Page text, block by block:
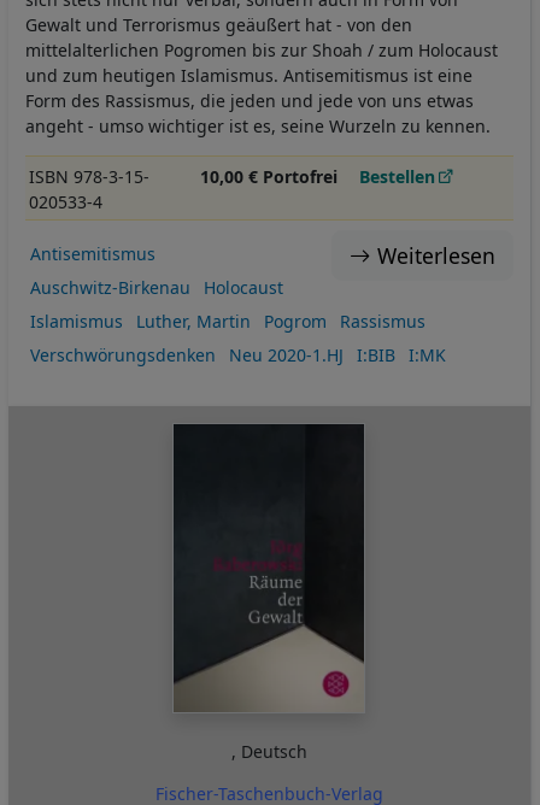
Gewalt und Terrorismus geäußert hat - von den
mittelalterlichen Pogromen bis zur Shoah / zum Holocaust
und zum heutigen Islamismus. Antisemitismus ist eine
Form des Rassismus, die jeden und jede von uns etwas
angeht - umso wichtiger ist es, seine Wurzeln zu kennen.
ISBN 978-3-15-
020533-4
10,00 € Portofrei Bestellen
Weiterlesen
Antisemitismus
Auschwitz-Birkenau
Holocaust
Islamismus
Luther, Martin Pogrom
Rassismus
Verschwörungsdenken
Neu 2020-1.HJ I:BIB I:MK
, Deutsch
Fischer-Taschenbuch-Verlag